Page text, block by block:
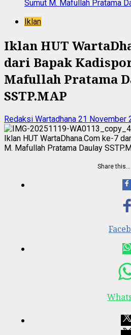
Sumut M. Mafullah Pratama
Iklan
Iklan HUT
dari Bapak
Mafullah Pratama
SSTP.MAP
Redaksi Wartadhana 21 November
Iklan HUT WartaDhana.Com ke-7
M. Mafullah Pratama Daulay
Share this…